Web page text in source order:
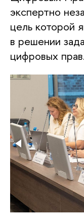
экспертно
цель которой
в решении
цифровых